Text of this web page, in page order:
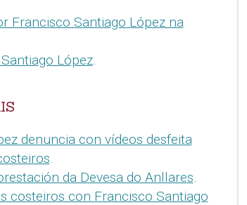
Francisco Santiago López na
López.
denuncia con vídeos desfeita
.
da Devesa do Anllares.
costeiros con Francisco Santiago